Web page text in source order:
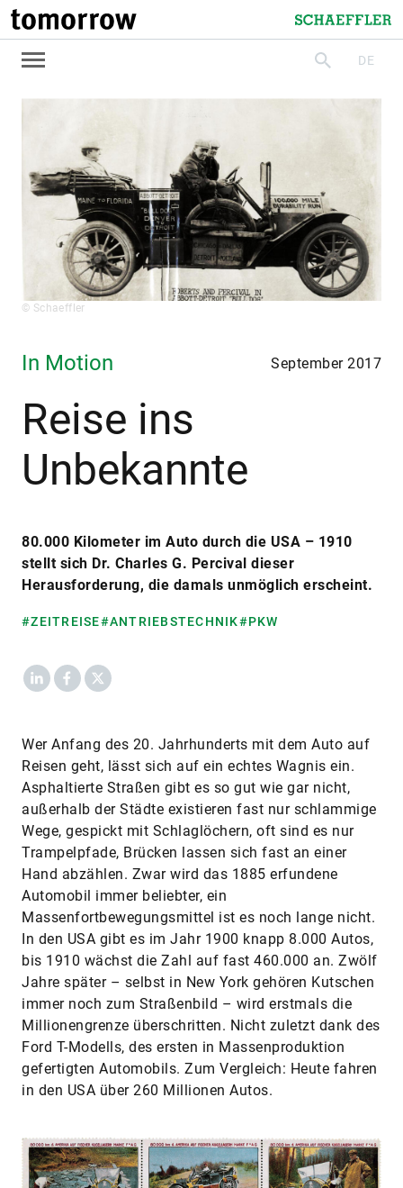
tomorrow
Schaeffler
suchenDE
© Schaeffler
In Motion September 2017
Reise ins
Unbekannte
80.000 Kilometer im Auto durch die USA – 1910
stellt sich Dr. Charles G. Percival dieser
Herausforderung, die damals unmöglich erscheint.
#ZEITREISE#ANTRIEBSTECHNIK#PKW
LinkedInFacebook
X
Wer Anfang des 20. Jahrhunderts mit dem Auto auf
Reisen geht, lässt sich auf ein echtes Wagnis ein.
Asphaltierte Straßen gibt es so gut wie gar nicht,
außerhalb der Städte existieren fast nur schlammige
Wege, gespickt mit Schlaglöchern, oft sind es nur
Trampelpfade, Brücken lassen sich fast an einer
Hand abzählen. Zwar wird das 1885 erfundene
Automobil immer beliebter, ein
Massenfortbewegungsmittel ist es noch lange nicht.
In den USA gibt es im Jahr 1900 knapp 8.000 Autos,
bis 1910 wächst die Zahl auf fast 460.000 an. Zwölf
Jahre später – selbst in New York gehören Kutschen
immer noch zum Straßenbild – wird erstmals die
Millionengrenze überschritten. Nicht zuletzt dank des
Ford T-Modells, des ersten in Massenproduktion
gefertigten Automobils. Zum Vergleich: Heute fahren
in den USA über 260 Millionen Autos.